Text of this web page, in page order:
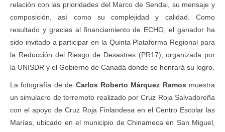
relación con las prioridades del Marco de Sendai, su mensaje y
composición, así como su complejidad y calidad. Como
resultado y gracias al financiamiento de ECHO, el ganador ha
sido invitado a participar en la Quinta Plataforma Regional para
la Reducción del Riesgo de Desastres (PR17), organizada por
la UNISDR y el Gobierno de Canadá donde se honrará su logro.
La fotografía de de Carlos Roberto Márquez Ramos muestra
un simulacro de terremoto realizado por Cruz Roja Salvadoreña
con el apoyo de Cruz Roja Finlandesa en el Centro Escolar las
Marías, ubicado en el municipio de Chinameca en San Miguel,